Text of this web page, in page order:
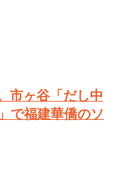
市ヶ谷「だし中
で福建華僑のソ